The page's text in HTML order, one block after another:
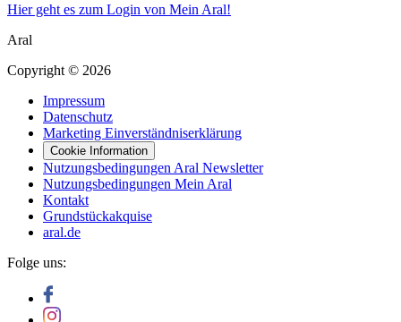
Hier geht es zum Login von Mein Aral!
Aral
Copyright © 2026
Impressum
Datenschutz
Marketing Einverständniserklärung
Cookie Information
Nutzungsbedingungen Aral Newsletter
Nutzungsbedingungen Mein Aral
Kontakt
Grundstückakquise
aral.de
Folge uns: